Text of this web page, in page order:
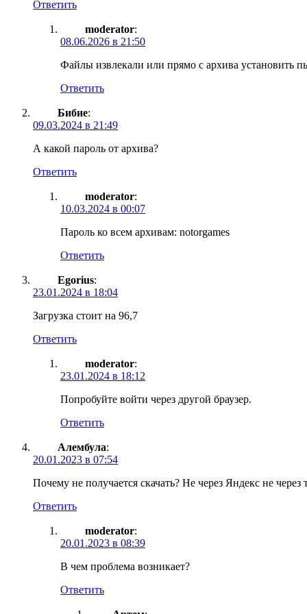
Ответить
moderator:
08.06.2026 в 21:50
Файлы извлекали или прямо с архива установить
Ответить
Бибие:
09.03.2024 в 21:49
А какой пароль от архива?
Ответить
moderator:
10.03.2024 в 00:07
Пароль ко всем архивам: notorgames
Ответить
Egorius:
23.01.2024 в 18:04
Загрузка стоит на 96,7
Ответить
moderator:
23.01.2024 в 18:12
Попробуйте войти через другой браузер.
Ответить
Алембула:
20.01.2023 в 07:54
Почему не получается скачать? Не через Яндекс не через
Ответить
moderator:
20.01.2023 в 08:39
В чем проблема возникает?
Ответить